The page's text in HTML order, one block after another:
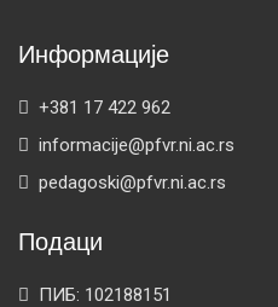
Информације
+381 17 422 962
informacije@pfvr.ni.ac.rs
pedagoski@pfvr.ni.ac.rs
Подаци
ПИБ: 102188151